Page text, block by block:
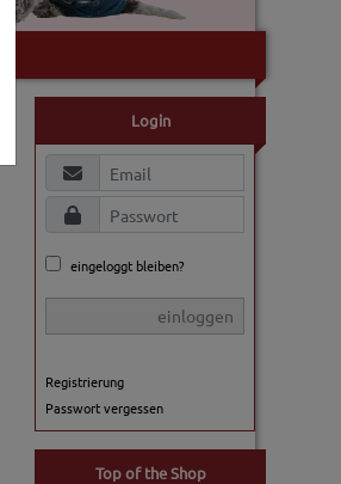
Login
eingeloggt bleiben?
einloggen
Registrierung
Passwort vergessen
Top of the Shop